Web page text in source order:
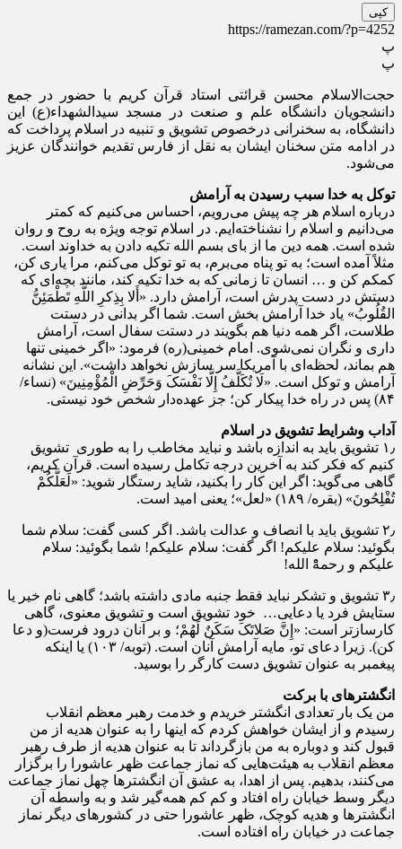
کپی
https://ramezan.com/?p=4252
پ
پ
حجت‌الاسلام محسن قرائتی استاد قرآن کریم با حضور در جمع
دانشجویان دانشگاه علم و صنعت در مسجد سید‌الشهداء(ع) این
دانشگاه، به سخنرانی درخصوص تشویق و تنبیه در اسلام پرداخت که
در ادامه متن سخنان ایشان به نقل از فارس تقدیم خوانندگان عزیز
می‌شود.
توکل به خدا سبب رسیدن به آرامش
درباره‌ اسلام هر چه پیش می‌رویم، احساس می‌کنیم که کمتر
می‌دانیم و اسلام را نشناخته‌ایم. در اسلام توجه ویژه به روح و روان
شده است. همه‌ دین ما از بای بسم الله تکیه دادن به خداوند است.
مثلاً آمده است؛ به تو پناه می‌برم، به تو توکل می‌کنم، مرا یاری کن،
کمکم کن و … انسان تا زمانی که به خدا تکیه کند، مانند بچه‌ای که
دستش در دست پدرش است، آرامش دارد. «أَلا بِذِکرِ اللَّهِ تَطْمَئِنُّ
القُلُوبُ» یاد خدا آرامش بخش است. شما اگر بدانی در دستت
طلاست، اگر همه‌ دنیا هم بگویند در دستت سفال است، آرامش
داری و نگران نمی‌شوی. امام خمینی(ره) فرمود: «اگر خمینی تنها
هم بماند، لحظه‌ای با آمریکا سر سازش نخواهد داشت». این نشانه‌
آرامش و توکل است. «لَا تُکَلَّفُ إِلَّا نَفْسَکَ وَحَرِّضِ الْمُؤْمِنِینَ» (نساء/
۸۴) پس در راه خدا پیکار کن؛ جز عهده‌دار شخص خود نیستى.
آداب وشرایط تشویق در اسلام
۱٫ تشویق باید به اندازه باشد و نباید مخاطب را به طوری تشویق
کنیم که فکر کند به آخرین درجه تکامل رسیده است. قرآن کریم،
گاهی مى‏‌گوید: اگر این کار را بکنید، شاید رستگار شوید: «لَعَلَّکُمْ
تُفْلِحُونَ» (بقره/ ۱۸۹) «لعل»؛ یعنى امید است.
۲٫ تشویق باید با انصاف و عدالت باشد. اگر کسی گفت: سلام شما
بگوئید: سلام علیکم! اگر گفت: سلام علیکم! شما بگوئید: سلام
علیکم و رحمهًْ الله!
۳٫ تشویق و تشکر نباید فقط جنبه مادی داشته باشد؛ گاهی نام خیر یا
ستایش فرد یا دعایی… خود تشویق است و تشویق‏ معنوى، گاهى
کارسازتر است: «إِنَّ صَلاتَکَ‏ سَکَنٌ‏ لَهُمْ؛ و بر آنان درود فرست(و دعا
کن). زیرا دعاى تو، مایه‏ آرامش آنان است. (توبه/ ۱۰۳) یا اینکه
پیغمبر به عنوان تشویق دست کارگر را بوسید.
انگشتر‌های با برکت
من یک بار تعدادی انگشتر خریدم و خدمت رهبر معظم انقلاب
رسیدم و از ایشان خواهش کردم که اینها را به عنوان هدیه از من
قبول کند و دوباره به من بازگرداند تا به عنوان هدیه از طرف رهبر
معظم انقلاب به هیئت‌هایی که نماز جماعت ظهر عاشورا را برگزار
می‌کنند، بدهیم. پس از اهدا، به عشق آن انگشترها چهل نماز جماعت
دیگر وسط خیابان راه افتاد و کم کم همه‌گیر شد و به واسطه‌ آن
انگشترها و هدیه‌ کوچک، ظهر عاشورا حتی در کشورهای دیگر نماز
جماعت در خیابان راه افتاده است.